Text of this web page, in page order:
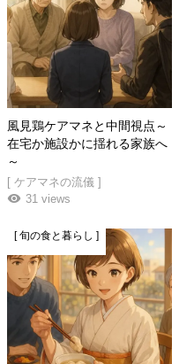
風見鶏ケアマネと中間視点～
在宅か施設かに揺れる家族へ
～
[ ケアマネの流儀 ]
31 views
[ 旬の食と暮らし ]